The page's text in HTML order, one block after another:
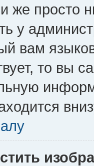
же просто
у
вам
то вы